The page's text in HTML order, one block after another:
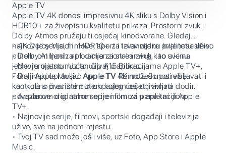
Apple TV
Apple TV 4K donosi impresivnu 4K sliku s Dolby Vision i
HDR10+ za živopisnu kvalitetu prikaza. Prostorni zvuk i
Dolby Atmos pružaju ti osjećaj kinodvorane. Gledaj
najnovije serije, filmove, sport i televizijske prijenose uživo
putem omiljenih aplikacija za streaming, i to sve na
jednom mjestu. Uz to uživaj u aplikacijama Apple TV+,
Foto, i Apple Music. Apple TV 4K možeš upotrebljavati i
kao kućno čvorište putem kojeg ćeš upravljati
povezanom dodatnom opremom za pametni dom.
• 4K Dolby Vision i HDR10+ za izvanrednu kvalitetu slike.
• Dolby Atmos za trodimenzionalni zvuk kao u kinu.
• Nevjerojatno moćan čip A15 Bionic.
• Daljinski upravljač Apple TV Remote donosi više
kontrole s preciznim clickpadom osjetljivim na dodir.
• Appleove originalne serije i filmovi u aplikaciji Apple
TV+.
• Najnovije serije, filmovi, sportski događaji i televizija
uživo, sve na jednom mjestu.
• Tvoj TV sad može još i više, uz Foto, App Store i Apple
Music.